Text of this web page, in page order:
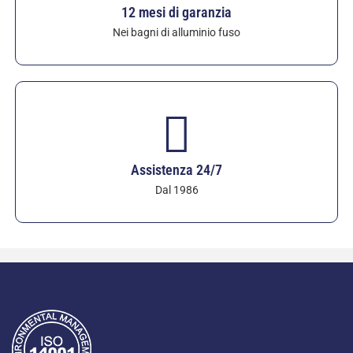
Garanzia di qualità inclusa (copertura di 12 mesi
contro i difetti).
12 mesi di garanzia
Nei bagni di alluminio fuso
Assistenza 24/7
Dal 1986